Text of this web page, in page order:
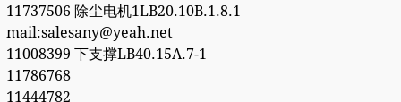
11737506 除尘电机1LB20.10B.1.8.1
mail:salesany@yeah.net
11008399 下支撑LB40.15A.7-1
11786768
11444782